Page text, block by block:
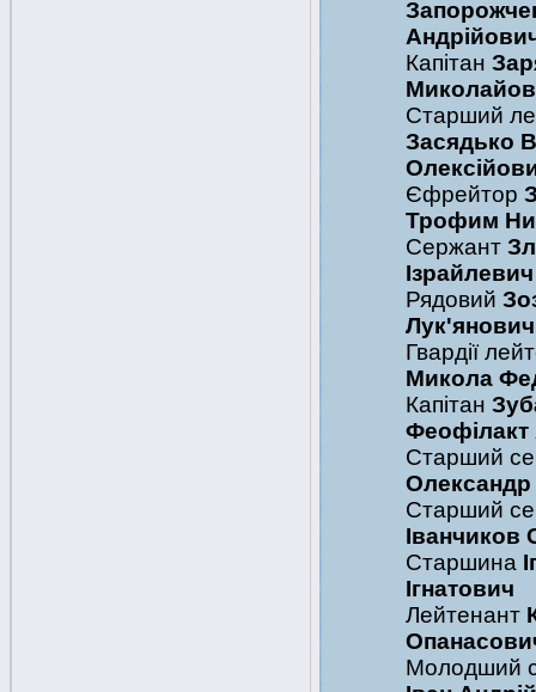
Капітан
Старший
Засядько
Єфрейтор
Трофим
Сержант
Ізрайлевич
Рядовий
Лук'янович
Гвардії
Микола
Капітан
Феофілакт
Старший
Старший
Іванчиков
Старшина
Ігнатович
Лейтенант
Молодший